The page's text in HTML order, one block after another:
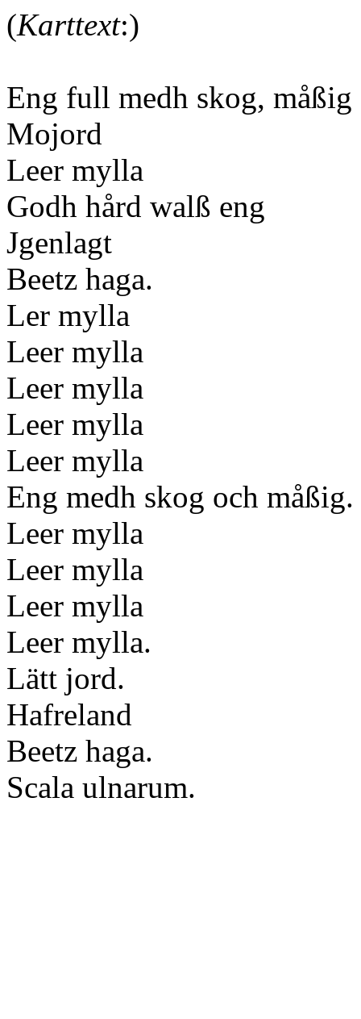
(Karttext:)
Eng full medh skog, måßig
Mojord
Leer mylla
Godh hård walß eng
Jgenlagt
Beetz haga.
Ler mylla
Leer mylla
Leer mylla
Leer mylla
Leer mylla
Eng medh skog och måßig.
Leer mylla
Leer mylla
Leer mylla
Leer mylla.
Lätt jord.
Hafreland
Beetz haga.
Scala